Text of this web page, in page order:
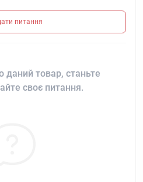
питання
даний товар, станьте
своє питання.